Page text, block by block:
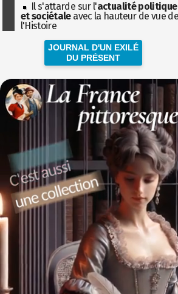
Il s'attarde sur l'actualité politique
et sociétaleavec la hauteur de vue
l'Histoire
JOURNAL D'UN EXILÉ
DU PRÉSENT